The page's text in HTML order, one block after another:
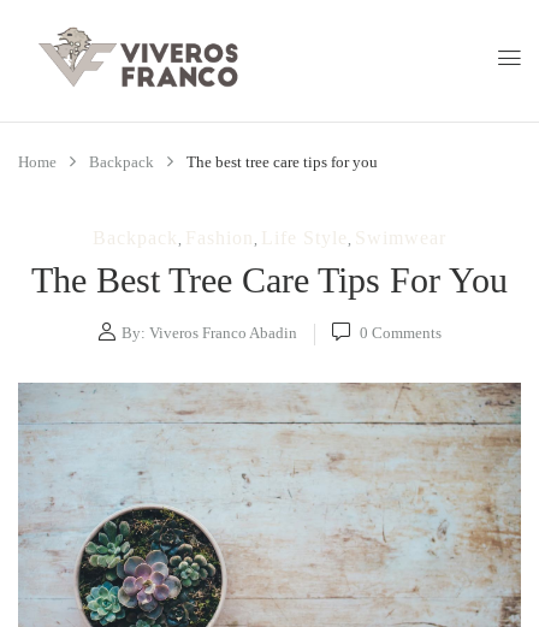
Home Backpack The best tree care tips for you
Backpack Fashion Life Style Swimwear
The Best Tree Care Tips For You
By: Viveros Franco Abadin 0 Comments